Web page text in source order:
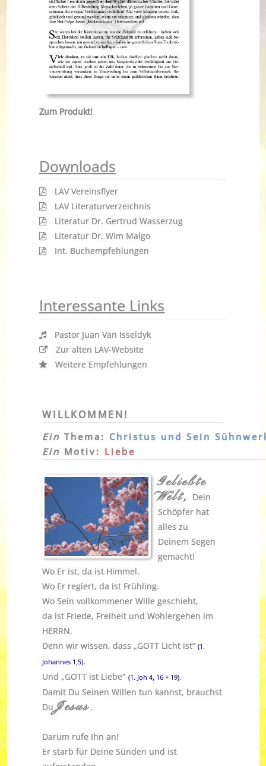
Zum Produkt!
Downloads
LAV Vereinsflyer
LAV Literaturverzeichnis
Literatur Dr. Gertrud Wasserzug
Literatur Dr. Wim Malgo
Int. Buchempfehlungen
Interessante Links
Pastor Juan Van Isseldyk
Zur alten LAV-Website
Weitere Empfehlungen
WILLKOMMEN!
Ein Thema: Christus und Sein
Ein Motiv: Liebe
Geliebte
Welt,
Dein
Schöpfer hat
alles zu
Deinem Segen
gemacht!
Wo Er ist, da ist Himmel.
Wo Er regiert, da ist Frühling.
Wo Sein vollkommener Wille geschieht,
da ist Friede, Freiheit und Wohlergehen im
HERRN.
Denn wir wissen, dass „GOTT Licht ist“(1.
Johannes 1,5).
Und „GOTT ist Liebe"(1. Joh 4, 16 + 19).
Damit Du Seinen Willen tun kannst, brauchst
DuJesus.
Darum rufe Ihn an!
Er starb für Deine Sünden und ist